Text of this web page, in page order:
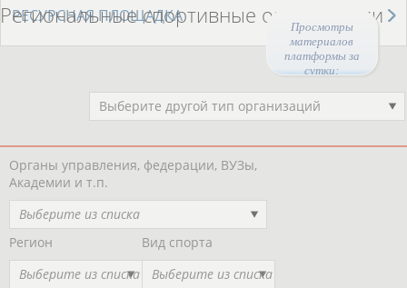
Просмотры
материалов
платформы за
сутки:
РЕСУРСНАЯ ПЛОЩАДКА
Региональные спортивные организации
Выберите другой тип организаций
Органы управления, федерации, ВУЗы,
Академии и т.п.
Выберите из списка
Регион
Выберите из списка
Вид спорта
Выберите из списка